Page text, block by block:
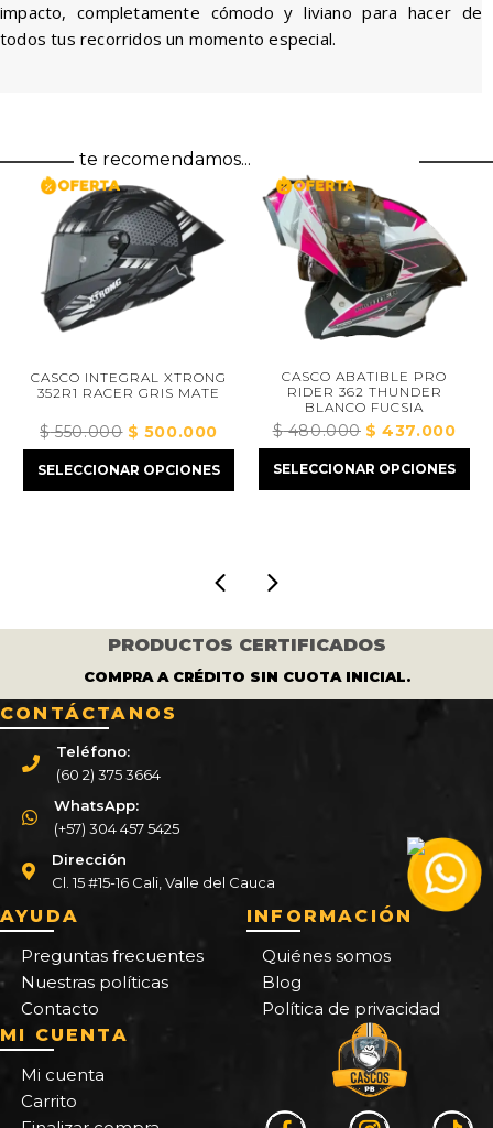
impacto, completamente cómodo y liviano para hacer de
todos tus recorridos un momento especial.
te recomendamos...
CASCO INTEGRAL XTRONG
352R1 RACER GRIS MATE
$550.000El
precio
original
$500.000El
precio
actual
SELECCIONAR OPCIONES
CASCO ABATIBLE PRO
RIDER 362 THUNDER
BLANCO FUCSIA
$480.000El
precio
original
$437.000El
SELECCIONAR OPCIONES
PRODUCTOS CERTIFICADOS
COMPRA A CRÉDITO SIN CUOTA INICIAL.
CONTÁCTANOS
Teléfono:
(60 2) 375 3664
WhatsApp:
(+57) 304 457 5425
Dirección
Cl. 15 #15-16 Cali, Valle del Cauca
AYUDA
Preguntas frecuentes
Nuestras políticas
Contacto
INFORMACIÓN
Quiénes somos
Blog
Política de privacidad
MI CUENTA
Mi cuenta
Carrito